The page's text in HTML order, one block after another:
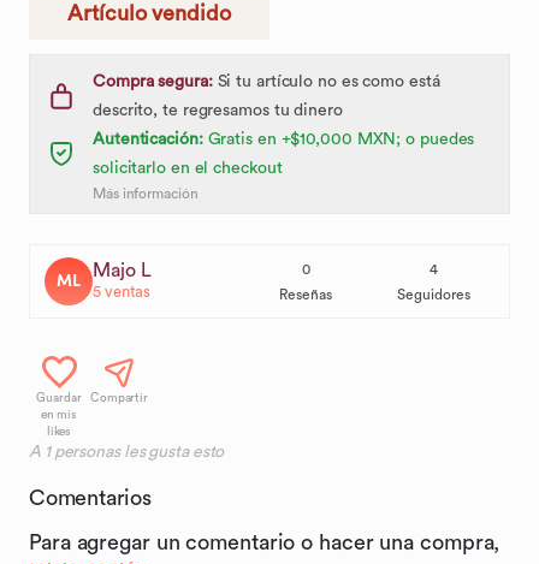
Artículo vendido
Compra segura:Si tu artículo no es como está
descrito, te regresamos tu dinero
Autenticación:Gratis en +$10,000 MXN; o puedes
solicitarlo en el checkout
Más información
ML Majo L
5ventas
0
Reseñas
4
Seguidores
Guardar
en mis
likes
Compartir
A 1personas les gusta esto
Comentarios
Para agregar un comentario o hacer una compra,